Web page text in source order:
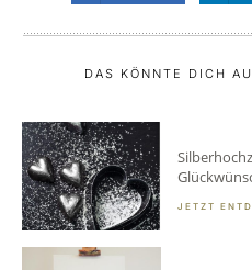
DAS KÖNNTE DICH
JETZT